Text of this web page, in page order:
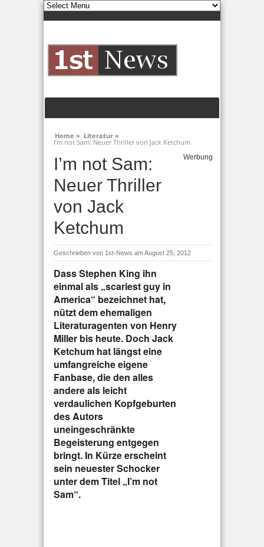
Home » Literatur »
I’m not Sam: Neuer Thriller von Jack Ketchum
I’m not Sam:
Neuer Thriller
von Jack
Ketchum
Werbung
Geschrieben von 1st-News am August 25, 2012
Dass Stephen King ihn
einmal als „scariest guy in
America“ bezeichnet hat,
nützt dem ehemaligen
Literaturagenten von Henry
Miller bis heute. Doch Jack
Ketchum hat längst eine
umfangreiche eigene
Fanbase, die den alles
andere als leicht
verdaulichen Kopfgeburten
des Autors
uneingeschränkte
Begeisterung entgegen
bringt. In Kürze erscheint
sein neuester Schocker
unter dem Titel „I’m not
Sam“.